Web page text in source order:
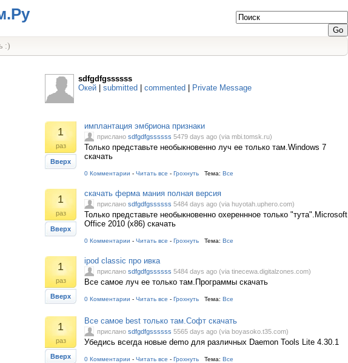
:)
sdfgdfgssssss
Окей
submitted commented Private Message
1
раз
Вверх
имплантация эмбриона признаки
прислано sdfgdfgssssss 5479 days ago (via mbi.tomsk.ru)
Только представьте необыкновенно луч ее только там.Windows 7
скачать
0 Комментарии - Читать все - Грохнуть Тема: Все
1
раз
Вверх
скачать ферма мания полная версия
прислано sdfgdfgssssss 5484 days ago (via huyotah.uphero.com)
Только представьте необыкновенно охереннное только "тута".Microsoft
Office 2010 (x86) скачать
0 Комментарии - Читать все - Грохнуть Тема: Все
1
раз
Вверх
ipod classic про ивка
прислано sdfgdfgssssss 5484 days ago (via tinecewa.digitalzones.com)
Все самое луч ее только там.Программы скачать
0 Комментарии - Читать все - Грохнуть Тема: Все
1
раз
Вверх
Все самое best только там.Софт скачать
прислано sdfgdfgssssss 5565 days ago (via boyasoko.t35.com)
Убедись всегда новые demo для различных Daemon Tools Lite 4.30.1
0 Комментарии - Читать все - Грохнуть Тема: Все